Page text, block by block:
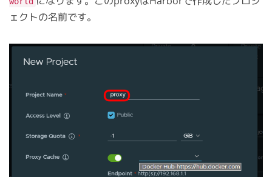
ェクトの名前です。